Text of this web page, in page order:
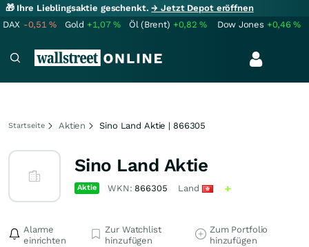
🎁 Ihre Lieblingsaktie geschenkt.→ Jetzt Depot eröffnen
DAX -0,51% Gold +1,07% Öl (Brent) +0,82% Dow Jones +0,46%
Startseite Aktien Sino Land Aktie | 866305
Sino Land Aktie
Aktie WKN: 866305 Land
Alarme
einrichten
Zur Watchlist
hinzufügen
Zum Portfolio
hinzufügen